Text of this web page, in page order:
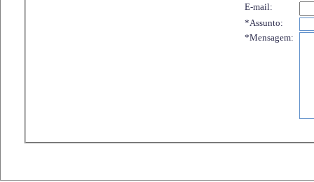
E-mail:
*Assunto:
*Mensagem: